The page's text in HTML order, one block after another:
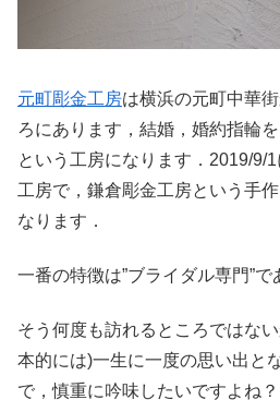
元町彫金工房は横浜の元町中華
ろにあります，結婚，婚約指輪
という工房になります．2019/9/
工房で，鎌倉彫金工房という手
なります．
一番の特徴は”ブライダル専門”で
そう何度も訪れるところではな
本的には)一生に一度の思い出と
で，慎重に吟味したいですよね？